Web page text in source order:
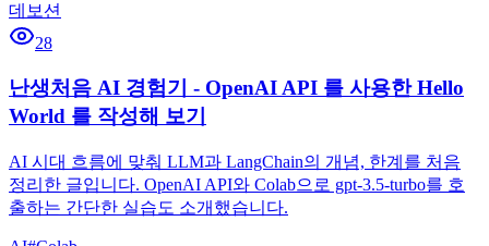
데보션
28
난생처음 AI 경험기 - OpenAI API 를 사용한 Hello
World 를 작성해 보기
AI 시대 흐름에 맞춰 LLM과 LangChain의 개념, 한계를 처음
정리한 글입니다. OpenAI API와 Colab으로 gpt-3.5-turbo를 호
출하는 간단한 실습도 소개했습니다.